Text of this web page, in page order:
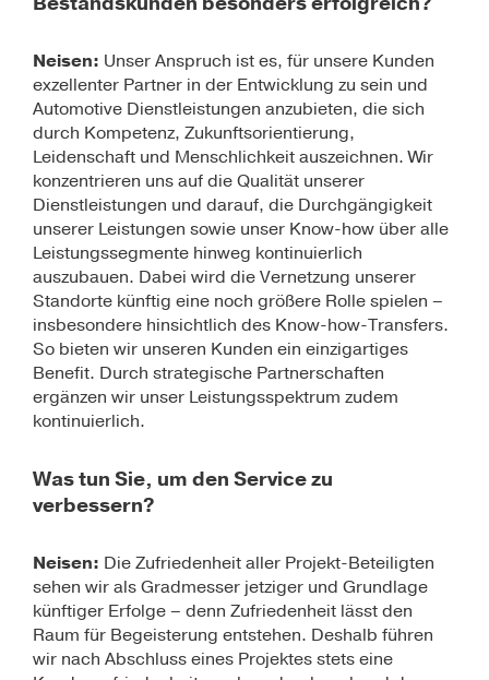
Neisen: Unser Anspruch ist es, für unsere Kunden
exzellenter Partner in der Entwicklung zu sein und
Automotive Dienstleistungen anzubieten, die sich
durch Kompetenz, Zukunftsorientierung,
Leidenschaft und Menschlichkeit auszeichnen. Wir
konzentrieren uns auf die Qualität unserer
Dienstleistungen und darauf, die Durchgängigkeit
unserer Leistungen sowie unser Know-how über alle
Leistungssegmente hinweg kontinuierlich
auszubauen. Dabei wird die Vernetzung unserer
Standorte künftig eine noch größere Rolle spielen –
insbesondere hinsichtlich des Know-how-Transfers.
So bieten wir unseren Kunden ein einzigartiges
Benefit. Durch strategische Partnerschaften
ergänzen wir unser Leistungsspektrum zudem
kontinuierlich.
Was tun Sie, um den Service zu
verbessern?
Neisen: Die Zufriedenheit aller Projekt-Beteiligten
sehen wir als Gradmesser jetziger und Grundlage
künftiger Erfolge – denn Zufriedenheit lässt den
Raum für Begeisterung entstehen. Deshalb führen
wir nach Abschluss eines Projektes stets eine